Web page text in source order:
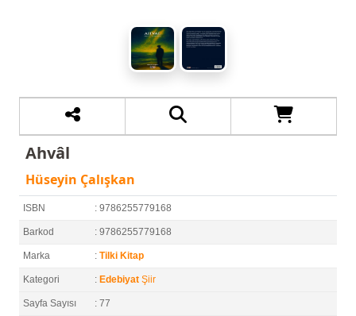
Ahvâl
Hüseyin Çalışkan
ISBN : 9786255779168
Barkod : 9786255779168
Marka : Tilki Kitap
Kategori : Edebiyat Şiir
Sayfa Sayısı : 77